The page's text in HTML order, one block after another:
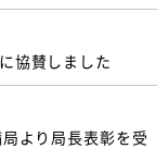
協賛しました
より局長表彰を受